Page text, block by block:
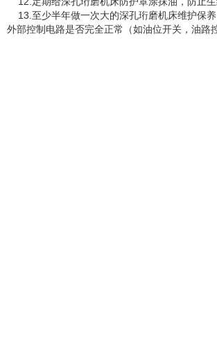
13.至少半年做一次大的深孔珩磨机床维护保
外部控制电路是否完全正常（如油位开关，油路